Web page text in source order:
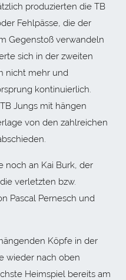
produzierten die TB
Fehlpässe, die der
Gegenstoß verwandeln
sich in der zweiten
nicht mehr und
kontinuierlich.
Jungs mit hängen
von den zahlreichen
noch an Kai Burk, der
verletzten bzw.
Pascal Pernesch und
Köpfe in der
wieder nach oben
Heimspiel bereits am